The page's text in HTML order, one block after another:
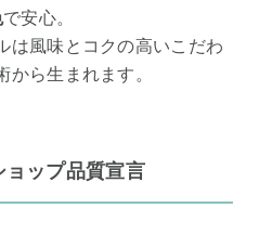
で安心。
は風味とコクの高いこだわ
から生まれます。
ョップ品質宣言